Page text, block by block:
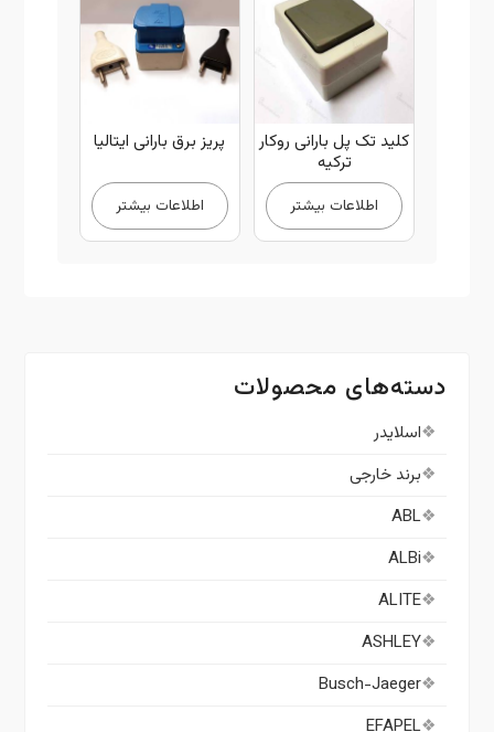
کلید تک پل بارانی روکار
ترکیه
اطلاعات بیشتر
پریز برق بارانی ایتالیا
اطلاعات بیشتر
دسته‌های محصولات
اسلایدر
برند خارجی
ABL
ALBi
ALITE
ASHLEY
Busch-Jaeger
EFAPEL